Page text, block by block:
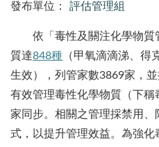
發布單位： 評估管理組
依「毒性及關注化學物質
質達848種 （甲氧滴滴涕、得
生效），列管家數3869家，並
有效管理毒性化學物質（下稱
家同步。相關之管理採禁用
式，以提升管理效益。為強化